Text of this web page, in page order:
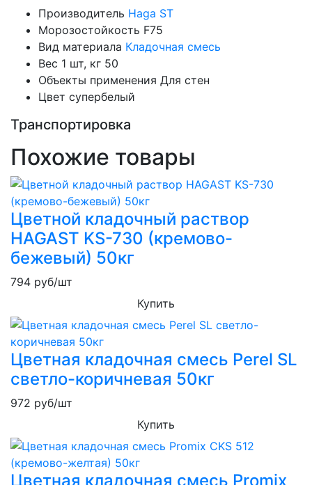
Производитель Haga ST
Морозостойкость F75
Вид материала Кладочная смесь
Вес 1 шт, кг 50
Объекты применения Для стен
Цвет супербелый
Транспортировка
Похожие товары
Цветной кладочный раствор
HAGAST KS-730 (кремово-
бежевый) 50кг
794 руб/шт
Купить
Цветная кладочная смесь Perel SL
светло-коричневая 50кг
972 руб/шт
Купить
Цветная кладочная смесь Promix